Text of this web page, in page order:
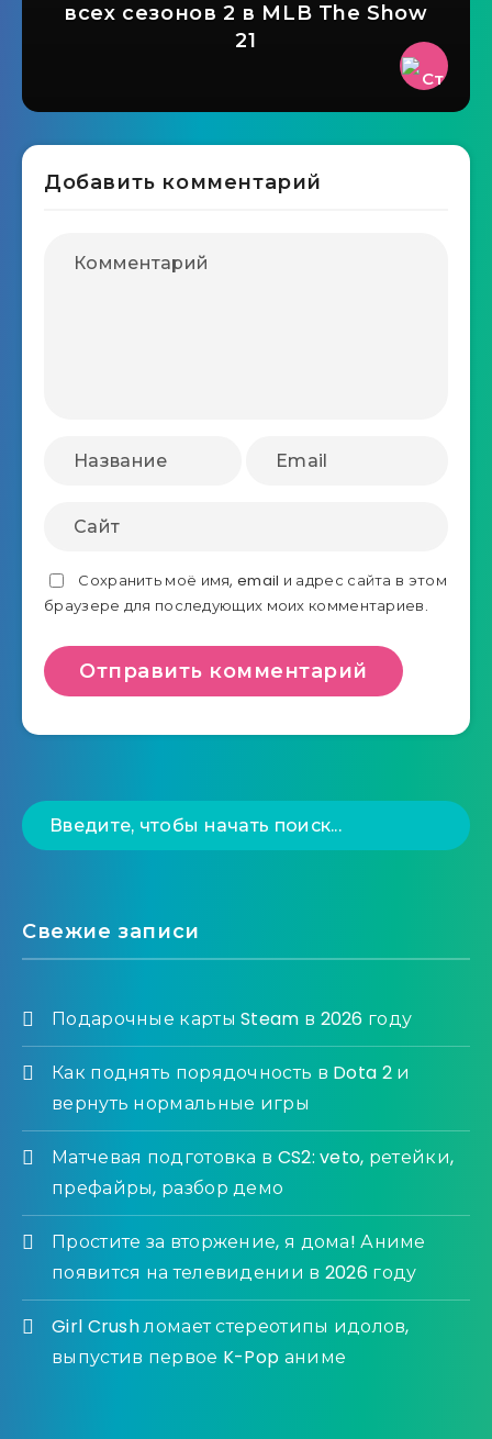
всех сезонов 2 в MLB The Show
21
Добавить комментарий
Сохранить моё имя, email и адрес сайта в этом
браузере для последующих моих комментариев.
Свежие записи
Подарочные карты Steam в 2026 году
Как поднять порядочность в Dota 2 и
вернуть нормальные игры
Матчевая подготовка в CS2: veto, ретейки,
префайры, разбор демо
Простите за вторжение, я дома! Аниме
появится на телевидении в 2026 году
Girl Crush ломает стереотипы идолов,
выпустив первое K-Pop аниме